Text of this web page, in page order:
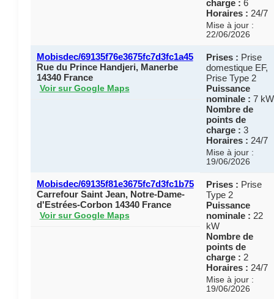
charge : 6
Horaires : 24/7
Mise à jour :
22/06/2026
Mobisdec/69135f76e3675fc7d3fc1a45
Rue du Prince Handjeri, Manerbe
14340 France
Voir sur Google Maps
Prises : Prise
domestique EF,
Prise Type 2
Puissance
nominale : 7 kW
Nombre de
points de
charge : 3
Horaires : 24/7
Mise à jour :
19/06/2026
Mobisdec/69135f81e3675fc7d3fc1b75
Carrefour Saint Jean, Notre-Dame-
d'Estrées-Corbon 14340 France
Voir sur Google Maps
Prises : Prise
Type 2
Puissance
nominale : 22
kW
Nombre de
points de
charge : 2
Horaires : 24/7
Mise à jour :
19/06/2026